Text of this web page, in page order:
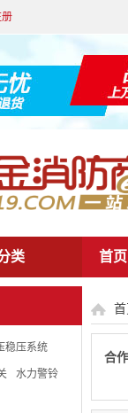
首页
类
稳压系统
水力警铃
首
合